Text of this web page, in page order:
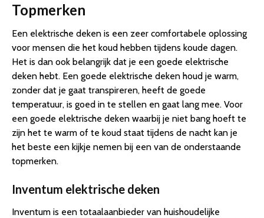
Topmerken
Een elektrische deken is een zeer comfortabele oplossing
voor mensen die het koud hebben tijdens koude dagen.
Het is dan ook belangrijk dat je een goede elektrische
deken hebt. Een goede elektrische deken houd je warm,
zonder dat je gaat transpireren, heeft de goede
temperatuur, is goed in te stellen en gaat lang mee. Voor
een goede elektrische deken waarbij je niet bang hoeft te
zijn het te warm of te koud staat tijdens de nacht kan je
het beste een kijkje nemen bij een van de onderstaande
topmerken.
Inventum elektrische deken
Inventum is een totaalaanbieder van huishoudelijke